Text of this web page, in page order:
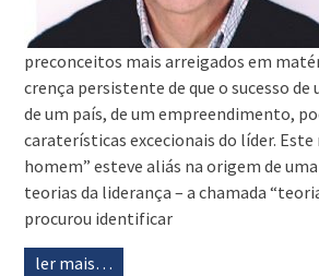
preconceitos mais arreigados em
crença persistente de que o sucesso
de um país, de um empreendimento,
caraterísticas excecionais do líder.
homem” esteve aliás na origem de
teorias da liderança – a chamada
procurou identificar
ler mais…